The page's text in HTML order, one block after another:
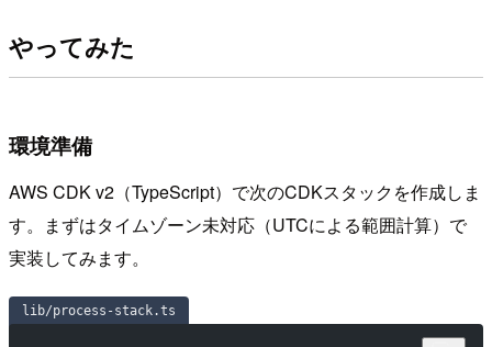
やってみた
環境準備
AWS CDK v2（TypeScript）で次のCDKスタックを作成しま
す。まずはタイムゾーン未対応（UTCによる範囲計算）で
実装してみます。
lib/process-stack.ts